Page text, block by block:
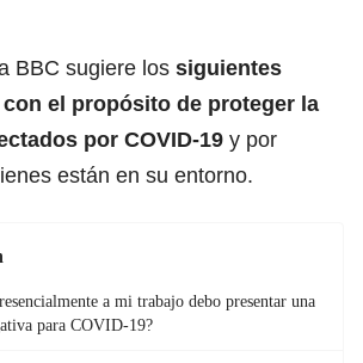
BBC sugiere los siguientes
el propósito de proteger la
por COVID-19 y por
están en su entorno.
a mi trabajo debo presentar una
para COVID-19?